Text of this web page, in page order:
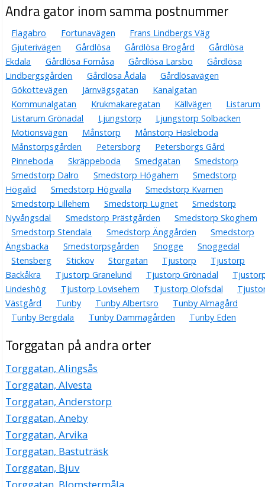
Andra gator inom samma postnummer
Flagabro Fortunavägen
Frans Lindbergs Väg
Gjuterivägen
Gårdlösa Gårdlösa Brogård
Gårdlösa
Ekdala
Gårdlösa Fornåsa Gårdlösa Larsbo
Gårdlösa
Lindbergsgården
Gårdlösa Ådala
Gårdlösavägen
Gökottevägen
Järnvägsgatan
Kanalgatan
Kommunalgatan
Krukmakaregatan Källvägen
Listarum
Listarum Grönadal
Ljungstorp
Ljungstorp Solbacken
Motionsvägen
Månstorp
Månstorp Hasleboda
Månstorpsgården
Petersborg
Petersborgs Gård
Pinneboda
Skräppeboda Smedgatan
Smedstorp
Smedstorp Dalro
Smedstorp Högahem
Smedstorp
Högalid
Smedstorp Högvalla
Smedstorp Kvarnen
Smedstorp Lillehem
Smedstorp Lugnet
Smedstorp
Nyvångsdal
Smedstorp Prästgården
Smedstorp Skoghem
Smedstorp Stendala
Smedstorp Änggården
Smedstorp
Ängsbacka
Smedstorpsgården Snogge
Snoggedal
Stensberg
Stickov Storgatan Tjustorp
Tjustorp
Backåkra
Tjustorp Granelund Tjustorp Grönadal
Lindeshög
Tjustorp Lovisehem Tjustorp Olofsdal
Västgård
Tunby Tunby Albertsro
Tunby Almagård
Tunby Bergdala
Tunby Dammagården Tunby Eden
Torggatan på andra orter
Torggatan, Alingsås
Torggatan, Alvesta
Torggatan, Anderstorp
Torggatan, Aneby
Torggatan, Arvika
Torggatan, Bastuträsk
Torggatan, Bjuv
Torggatan, Blomstermåla